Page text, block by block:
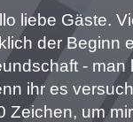
liebe Gäste.
der Beginn
- man
ihr es
Zeichen, um